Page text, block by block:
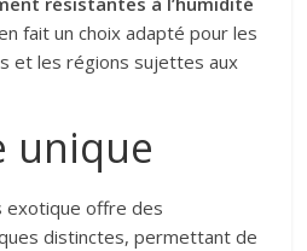
fait un choix adapté pour les
et les régions sujettes aux
unique
exotique offre des
distinctes, permettant de